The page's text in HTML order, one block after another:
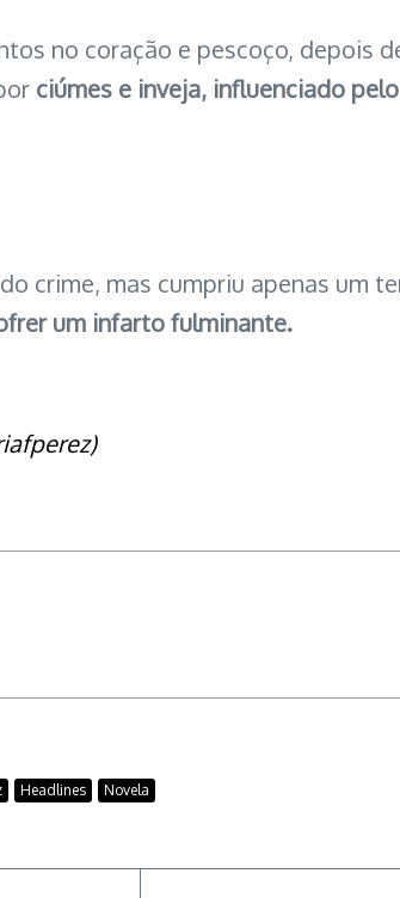
no coração e pescoço, depois
ciúmes e inveja, influenciado
crime, mas cumpriu apenas um
um infarto fulminante.
Headlines Novela